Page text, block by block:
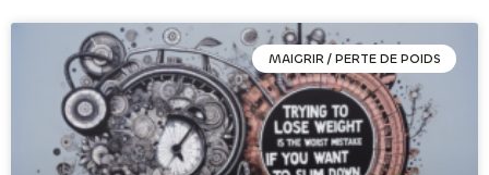
MAIGRIR / PERTE DE POIDS